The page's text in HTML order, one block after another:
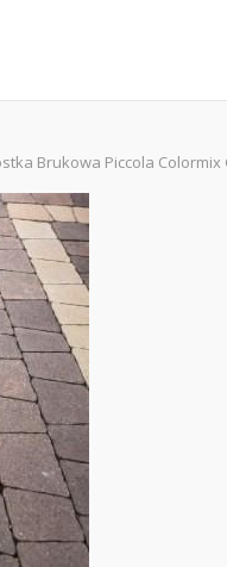
Brukowa Piccola Colormix